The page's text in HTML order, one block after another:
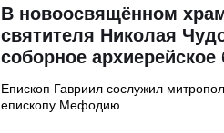
В новоосвящённом
святителя Николая
соборное архиерейское
Епископ Гавриил сослужил
епископу Мефодию